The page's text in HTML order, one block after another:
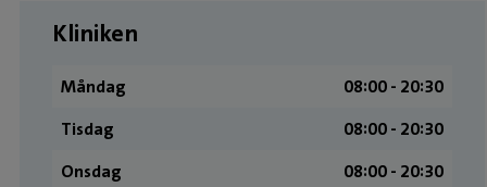
Kliniken
Måndag
08:00 ­- 20:30
Tisdag
08:00 ­- 20:30
Onsdag
08:00 ­- 20:30